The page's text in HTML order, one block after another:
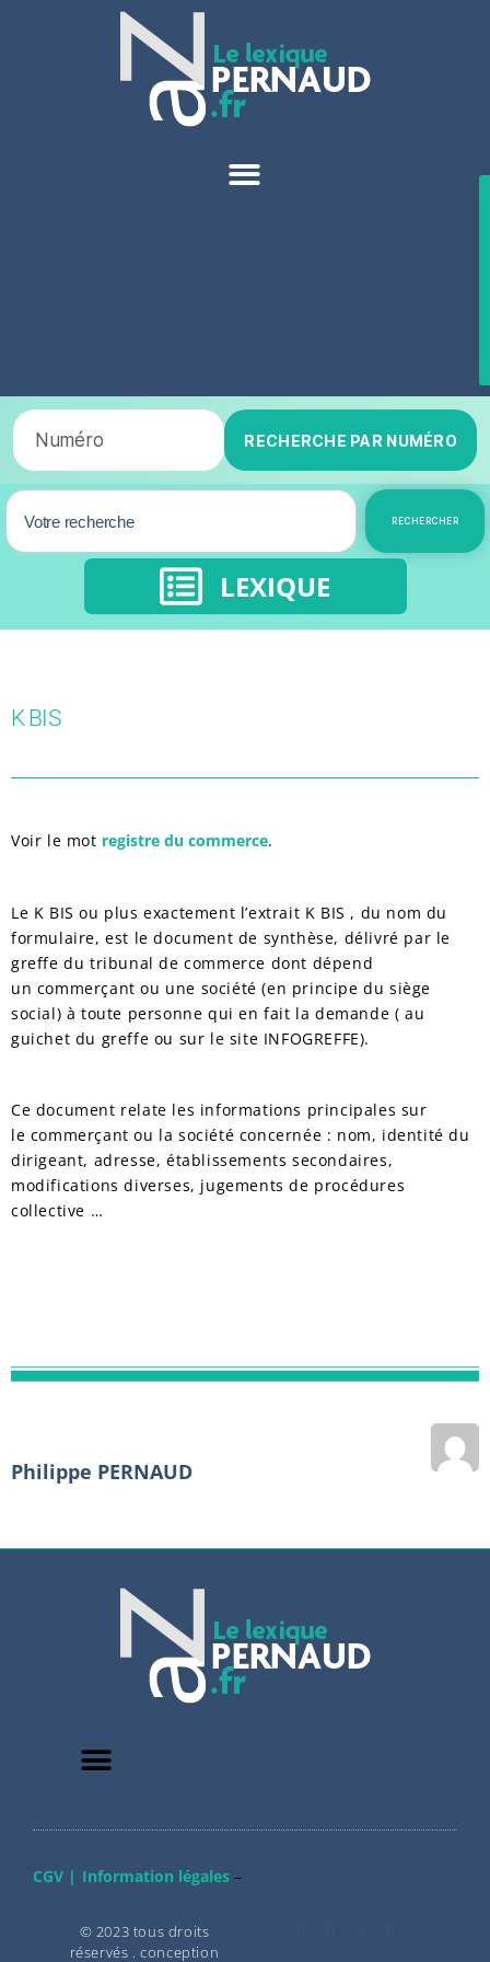
RECHERCHE PAR NUMÉRO
RECHERCHER
LEXIQUE
K BIS
Voir le mot registre du commerce.
Le K BIS ou plus exactement l’extrait K BIS , du nom du
formulaire, est le document de synthèse, délivré par le
greffe du tribunal de commerce dont dépend
un commerçant ou une société (en principe du siège
social) à toute personne qui en fait la demande ( au
guichet du greffe ou sur le site INFOGREFFE).
Ce document relate les informations principales sur
le commerçant ou la société concernée : nom, identité du
dirigeant, adresse, établissements secondaires,
modifications diverses, jugements de procédures
collective …
Philippe PERNAUD
CGV | Information légales–
© 2023 tous droits
réservés . conception